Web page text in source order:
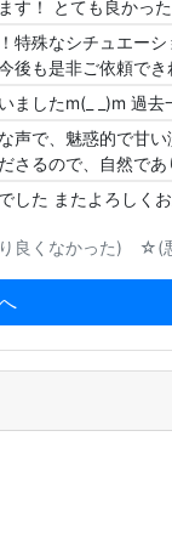
す！ とても良かった
特殊なシチュエー
後も是非ご依頼でき
ましたm(_ _)m 過
声で、魅惑的で甘
さるので、自然で
した またよろしく
くなかった) ☆(